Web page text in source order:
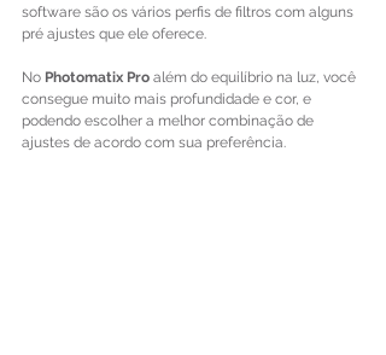
software são os vários perfis de filtros com alguns
pré ajustes que ele oferece.
No Photomatix Pro além do equilíbrio na luz, você
consegue muito mais profundidade e cor, e
podendo escolher a melhor combinação de
ajustes de acordo com sua preferência.